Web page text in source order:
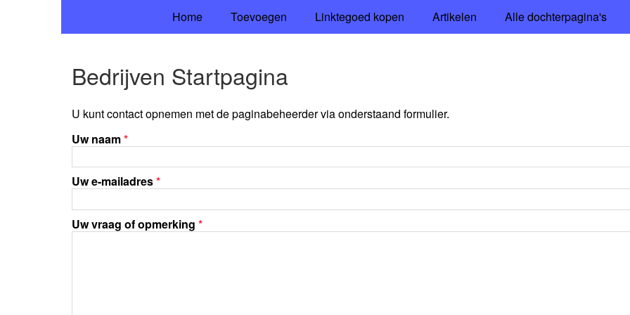
Home Toevoegen Linktegoed kopen Artikelen Alle dochterpagina's
Bedrijven Startpagina
U kunt contact opnemen met de paginabeheerder via onderstaand formulier.
Uw naam*
Uw e-mailadres*
Uw vraag of opmerking *